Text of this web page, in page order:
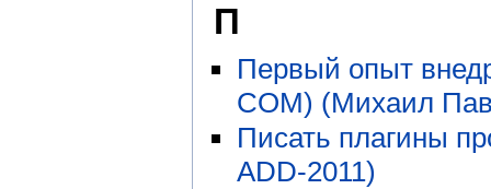
П
Первый опыт
COM) (Михаил
Писать плагины
ADD-2011)